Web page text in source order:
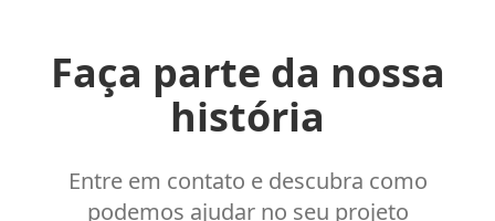
Faça parte da nossa
história
Entre em contato e descubra como
podemos ajudar no seu projeto